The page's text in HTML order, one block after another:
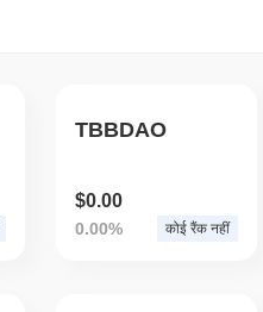
TBBDAO
$0.00
0.00% कोई रैंक नहीं